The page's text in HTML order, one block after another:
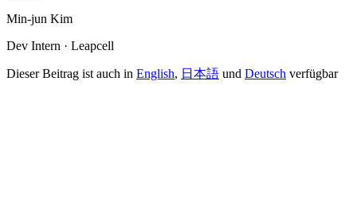
Min-jun Kim
Dev Intern · Leapcell
Dieser Beitrag ist auch in English, 日本語 und Deutsch verfügbar